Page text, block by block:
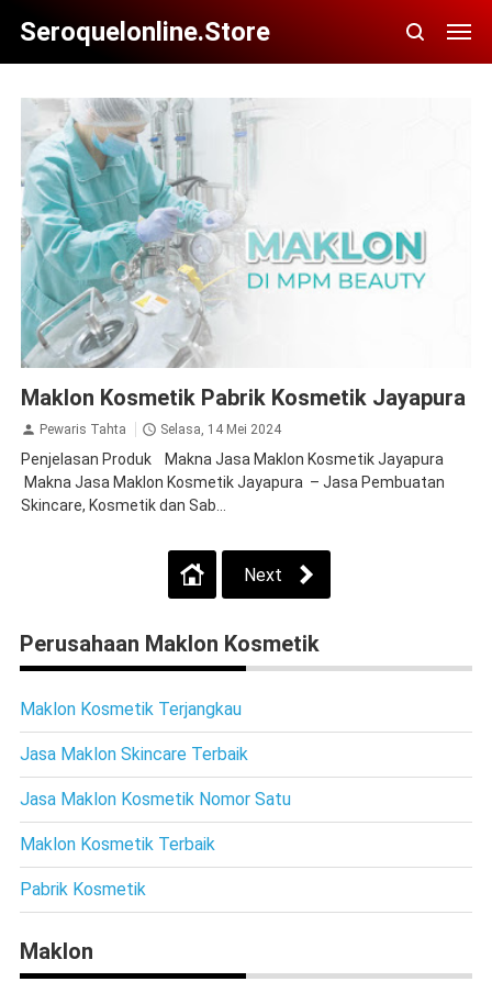
Seroquelonline.store
Maklon Kosmetik Pabrik Kosmetik Jayapura
Pewaris Tahta Selasa, 14 Mei 2024
Penjelasan Produk Makna Jasa Maklon Kosmetik Jayapura
Makna Jasa Maklon Kosmetik Jayapura – Jasa Pembuatan
Skincare, Kosmetik dan Sab...
Next
Perusahaan Maklon Kosmetik
Maklon Kosmetik Terjangkau
Jasa Maklon Skincare Terbaik
Jasa Maklon Kosmetik Nomor Satu
Maklon Kosmetik Terbaik
Pabrik Kosmetik
Maklon